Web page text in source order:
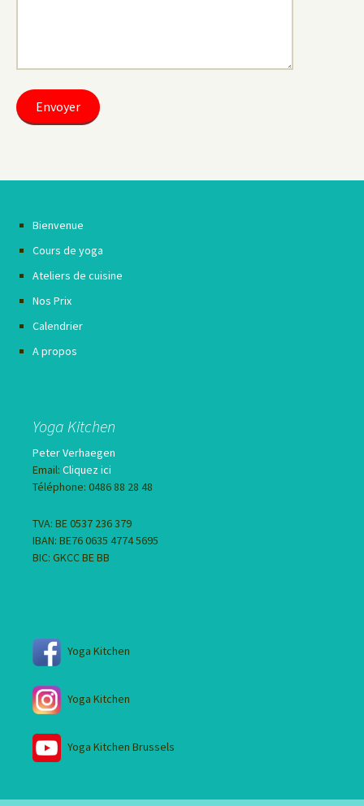
Bienvenue
Cours de yoga
Ateliers de cuisine
Nos Prix
Calendrier
A propos
Yoga Kitchen
Peter Verhaegen
Email: Cliquez ici
Téléphone: 0486 88 28 48
TVA: BE 0537 236 379
IBAN: BE76 0635 4774 5695
BIC: GKCC BE BB
Yoga Kitchen
Yoga Kitchen
Yoga Kitchen Brussels